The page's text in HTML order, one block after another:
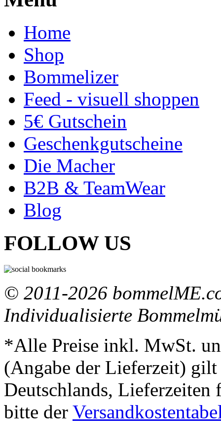
Home
Shop
Bommelizer
Feed - visuell shoppen
5€ Gutschein
Geschenkgutscheine
Die Macher
B2B & TeamWear
Blog
FOLLOW US
© 2011-2026
Individualisierte
*Alle Preise inkl. MwSt.
(Angabe der Lieferzeit)
Deutschlands, Lieferzeiten
bitte der